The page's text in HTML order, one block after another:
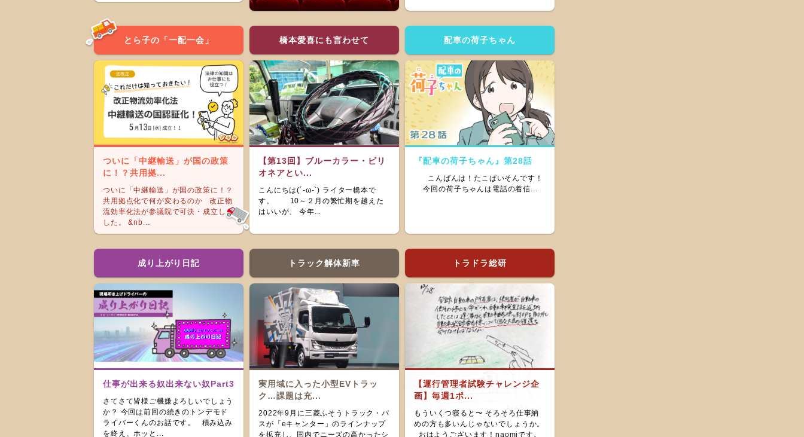
とら子の「一配一会」
ついに「中継輸送」が国の政策
に！？共用拠...
ついに「中継輸送」が国の政策に！？
共用拠点化で何が変わるのか 改正物
流効率化法が参議院で可決・成立しま
した。 &nb...
橋本愛喜にも言わせて
【第13回】ブルーカラー・ビリ
オネアとい...
こんにちは(´-ω-`) ライター橋本で
す。 10～２月の繁忙期を越えた
はいいが、 今年...
配車の荷子ちゃん
『配車の荷子ちゃん』第28話
こんばんは！たこぱいそんです！
今回の荷子ちゃんは電話の着信...
成り上がり日記
仕事が出来る奴出来ない奴Part3
さてさて皆様ご機嫌よろしいでしょう
か？ 今回は前回の続きのトンデモド
ライバーくんのお話です。 積み込み
を終え、ホッと...
トラック解体新車
実用域に入った小型EVトラッ
ク…課題は充...
2022年9月に三菱ふそうトラック・バ
スが「eキャンター」のラインナップ
を拡充し、国内でニーズの高かったシ
トラドラ総研
【運行管理者試験チャレンジ企
画】毎週1ポ...
もういくつ寝ると〜 そろそろ仕事納
めの方も多いんじゃないでしょうか。
おはようございます！naomiです。